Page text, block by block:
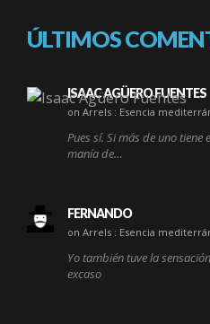
ÚLTIMOS
ISAAC AGÜERO FUENTES
on Arrels : Esencia
Pues sí. Si más de uno tiene
manía de…
FERNANDO
on Arrels : Esencia
Yo también tuve la
excaso